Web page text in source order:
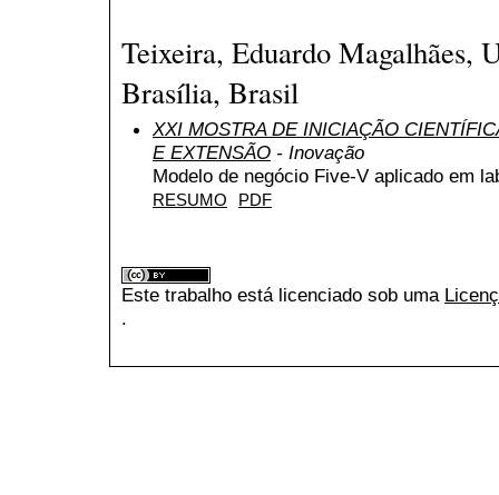
Teixeira, Eduardo Magalhães,
Brasília, Brasil
XXI MOSTRA DE INICIAÇÃO
E EXTENSÃO - Inovação
Modelo de negócio Five-V aplicado em
RESUMO PDF
Este trabalho está licenciado sob uma
.